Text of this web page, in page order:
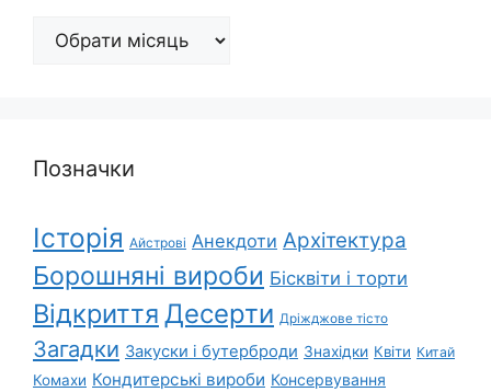
Архіви
Позначки
Історія Айстрові Анекдоти Архітектура
Борошняні вироби Бісквіти і торти
Відкриття Десерти Дріжджове тісто
Загадки Закуски і бутерброди Знахідки Квіти Китай
Комахи Кондитерські вироби Консервування